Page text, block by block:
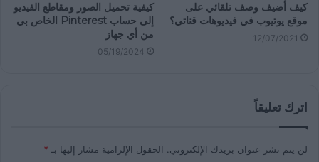
كيف أضيف وصف تلقائي على
موقع يوتيوب في فيديوهات قناتي؟
12/07/2021
كيفية تحميل الصور ومقاطع الفيديو
إلى حساب Pinterest الخاص بي
من أي جهاز
05/19/2024
اترك تعليقاً
لن يتم نشر عنوان بريدك الإلكتروني. الحقول الإلزامية مشار إليها بـ *